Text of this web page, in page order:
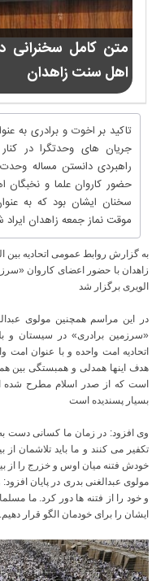
متن کامل سخنرانی
اهل سنت زاهدان
تاکید بر اخوت و برادری به
جریان های وحدت­گرا در کنار
راهبردی دانستن مساله
حضور کاروان علما و
سخنان ایشان بود که به
موقت نماز جمعه زاهدان
به گزارش روابط عمومی اتحادیه
زاهدان با حضور اعضای کاروان
الویری برگزار شد
در این مراسم همچنین مولوی
«سرزمین برادری» در سیستان و
اتحادیه امت واحده و با عنوان
هدف اینها همدلی و همبستگی بین
است که از صدر اسلام مطرح شده
بسیار پسندیده است
وی افزود: در زمان ما کسانی دست به
تکفیر می کنند و ما باید تلاشمان از
خودش فتنه میان اوس و خزرج را از
مولوی عبدالغنی بدری در پایان افزود:
و خود را از فتنه ها دور کرد. ما
ایشان را برای خودمان الگو قرار دهیم.